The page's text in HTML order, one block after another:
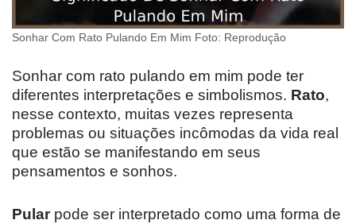
Sonhar Com Rato Pulando Em Mim Foto: Reprodução
Sonhar com rato pulando em mim pode ter
diferentes interpretações e simbolismos. Rato,
nesse contexto, muitas vezes representa
problemas ou situações incômodas da vida real
que estão se manifestando em seus
pensamentos e sonhos.
Pularpode ser interpretado como uma forma de